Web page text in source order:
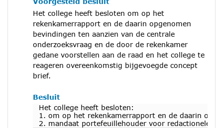
Het college heeft besloten om op het
rekenkamerrapport en de daarin opgenomen
bevindingen ten aanzien van de centrale
onderzoeksvraag en de door de rekenkamer
gedane voorstellen aan de raad en het college te
reageren overeenkomstig bijgevoegde concept
brief.
Besluit
Het college heeft besloten:
1. om op het rekenkamerrapport en de daarin
2. mandaat portefeuillehouder voor redactionele